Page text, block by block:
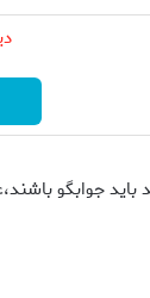
جوابگو